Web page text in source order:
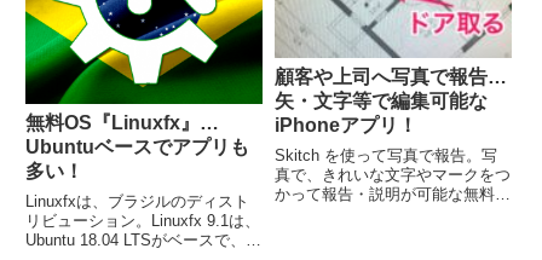
無料OS『Linuxfx』…
Ubuntuベースでアプリも
多い！
Linuxfxは、ブラジルのディスト
リビューション。Linuxfx 9.1は、
Ubuntu 18.04 LTSがベースで、オ
顧客や上司へ写真で報告…
矢・文字等で編集可能な
iPhoneアプリ！
Skitch を使って写真で報告。写
真で、きれいな文字やマークをつ
かって報告・説明が可能な無料ア